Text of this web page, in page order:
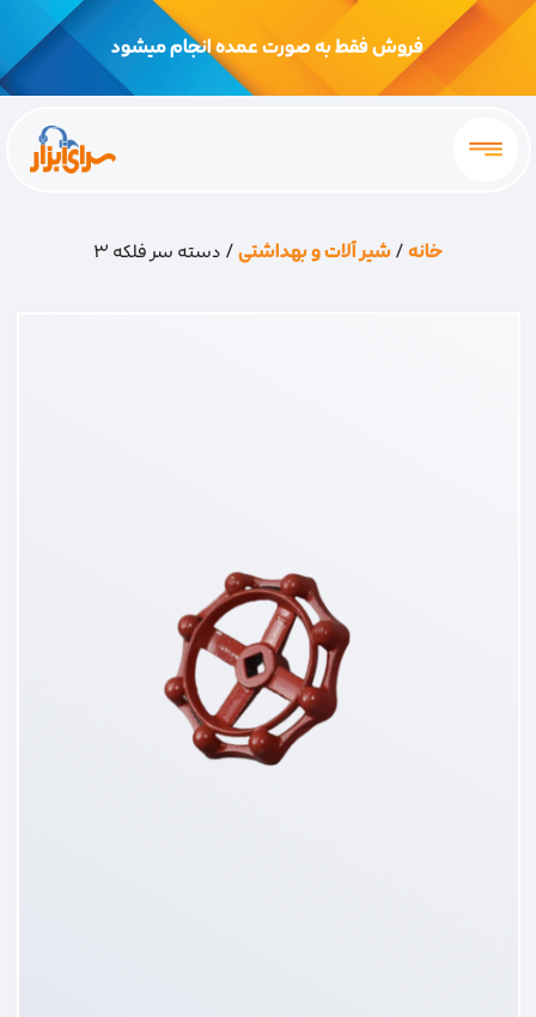
فروش فقط به صورت عمده انجام میشود
خانه/شیر آلات و بهداشتی/ دسته سر فلکه 3